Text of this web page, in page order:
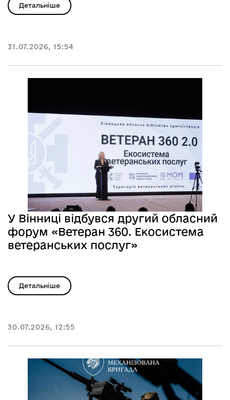
Детальніше
31.07.2026, 15:54
У Вінниці відбувся другий обласний
форум «Ветеран 360. Екосистема
ветеранських послуг»
Детальніше
30.07.2026, 12:55